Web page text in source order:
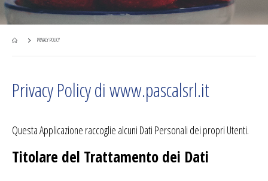
PRIVACY POLICY
Privacy Policy di www.pascalsrl.it
Questa Applicazione raccoglie alcuni Dati Personali dei propri Utenti.
Titolare del Trattamento dei Dati